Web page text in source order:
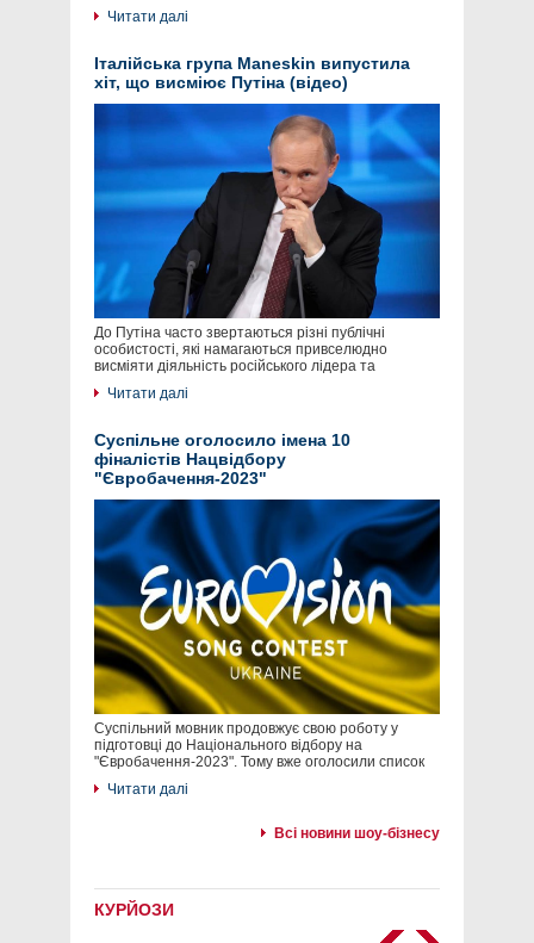
Читати далі
Італійська група Maneskin випустила
хіт, що висміює Путіна (відео)
До Путіна часто звертаються різні публічні
особистості, які намагаються привселюдно
висміяти діяльність російського лідера та
Читати далі
Суспільне оголосило імена 10
фіналістів Нацвідбору
"Євробачення-2023"
Суспільний мовник продовжує свою роботу у
підготовці до Національного відбору на
"Євробачення-2023". Тому вже оголосили список
Читати далі
Всі новини шоу-бізнесу
КУРЙОЗИ